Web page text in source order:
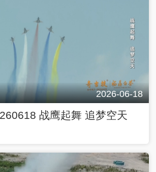
2026-06-18
战鹰起舞 追梦空天